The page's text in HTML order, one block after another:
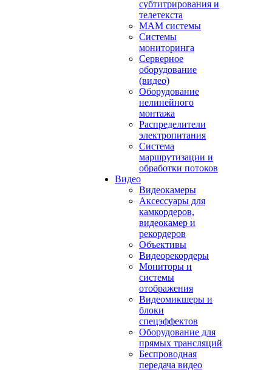
субтитрирования и
телетекста
MAM системы
Системы
мониторинга
Серверное
оборудование
(видео)
Оборудование
нелинейного
монтажа
Распределители
электропитания
Система
маршрутизации и
обработки потоков
Видео
Видеокамеры
Аксессуары для
камкордеров,
видеокамер и
рекордеров
Объективы
Видеорекордеры
Мониторы и
системы
отображения
Видеомикшеры и
блоки
спецэффектов
Оборудование для
прямых трансляций
Беспроводная
передача видео